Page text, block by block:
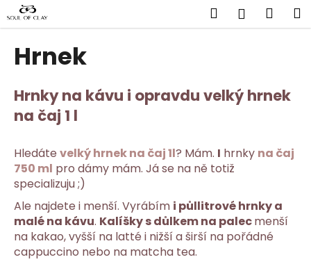
Přejít
na
obsah
Hledat
Hrnek
Hrnky na kávu i opravdu velký hrnek
na čaj 1 l
Hledáte velký hrnek na čaj 1l? Mám. I hrnky na čaj
750 ml pro dámy mám. Já se na ně totiž
specializuju ;)
Ale najdete i menší. Vyrábím i půllitrové hrnkya
malé na kávu. Kalíšky s důlkem na palecmenší
na kakao, vyšší na latté i nižší a širší na pořádné
cappuccino nebo na matcha tea.
o
o
p
t
ř
e
b
u
j
e